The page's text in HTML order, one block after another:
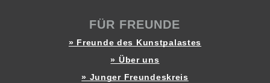
FÜR FREUNDE
» Freunde des Kunstpalastes
» Über uns
» Junger Freundeskreis